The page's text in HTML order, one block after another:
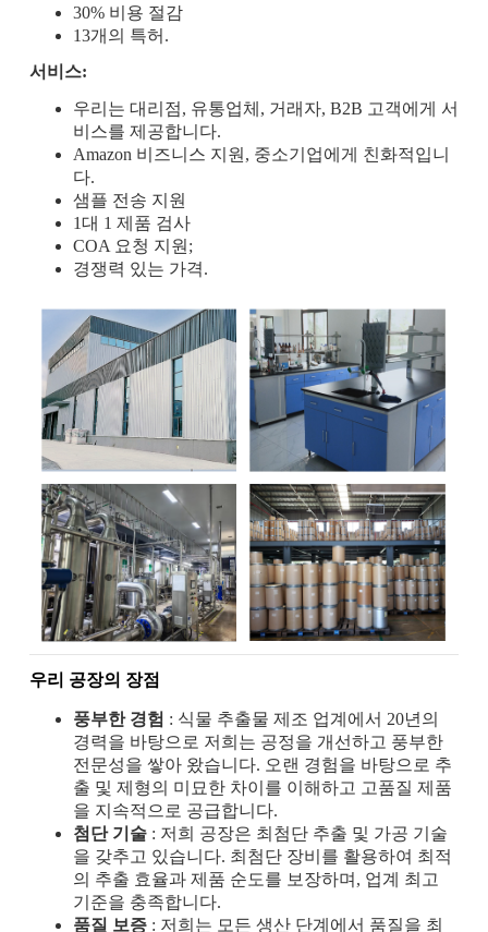
30% 비용 절감
13개의 특허.
서비스:
우리는 대리점, 유통업체, 거래자, B2B 고객에게 서
비스를 제공합니다.
Amazon 비즈니스 지원, 중소기업에게 친화적입니
다.
샘플 전송 지원
1대 1 제품 검사
COA 요청 지원;
경쟁력 있는 가격.
우리 공장의 장점
풍부한 경험 : 식물 추출물 제조 업계에서 20년의
경력을 바탕으로 저희는 공정을 개선하고 풍부한
전문성을 쌓아 왔습니다. 오랜 경험을 바탕으로 추
출 및 제형의 미묘한 차이를 이해하고 고품질 제품
을 지속적으로 공급합니다.
첨단 기술: 저희 공장은 최첨단 추출 및 가공 기술
을 갖추고 있습니다. 최첨단 장비를 활용하여 최적
의 추출 효율과 제품 순도를 보장하며, 업계 최고
기준을 충족합니다.
품질 보증: 저희는 모든 생산 단계에서 품질을 최